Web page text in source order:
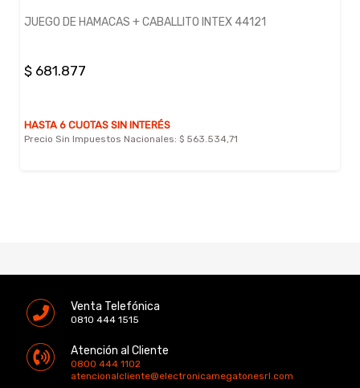
JUEGO DE HAMACAS + CABALLITO INTEX 44121
$ 681.877
HASTA 6 CUOTAS SIN INTERÉS
Precio Sin Impuestos Nacionales: $ 563.534,71
Venta Telefónica
0810 444 1515
Atención al Cliente
0800 444 1102
atencionalcliente@electronicamegatonesrl.com